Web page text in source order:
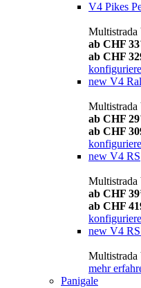
V4 Pikes
Multistrada
ab CHF
ab CHF
new V4
ab CHF
ab CHF
new V4 RS
Multistrada
ab CHF
ab CHF
new V4
mehr
Panigale